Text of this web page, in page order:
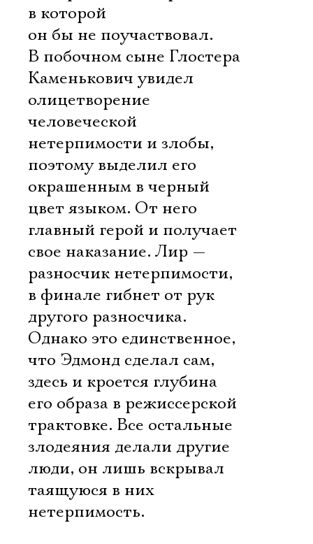
в которой
он бы не поучаствовал.
В побочном сыне Глостера
Каменькович увидел
олицетворение
человеческой
нетерпимости и злобы,
поэтому выделил его
окрашенным в черный
цвет языком. От него
главный герой и получает
свое наказание. Лир —
разносчик нетерпимости,
в финале гибнет от рук
другого разносчика.
Однако это единственное,
что Эдмонд сделал сам,
здесь и кроется глубина
его образа в режиссерской
трактовке. Все остальные
злодеяния делали другие
люди, он лишь вскрывал
таящуюся в них
нетерпимость.
Ознакомиться